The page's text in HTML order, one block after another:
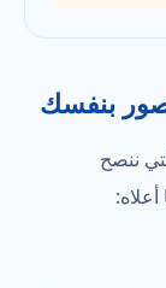
بنفسك
ننصح